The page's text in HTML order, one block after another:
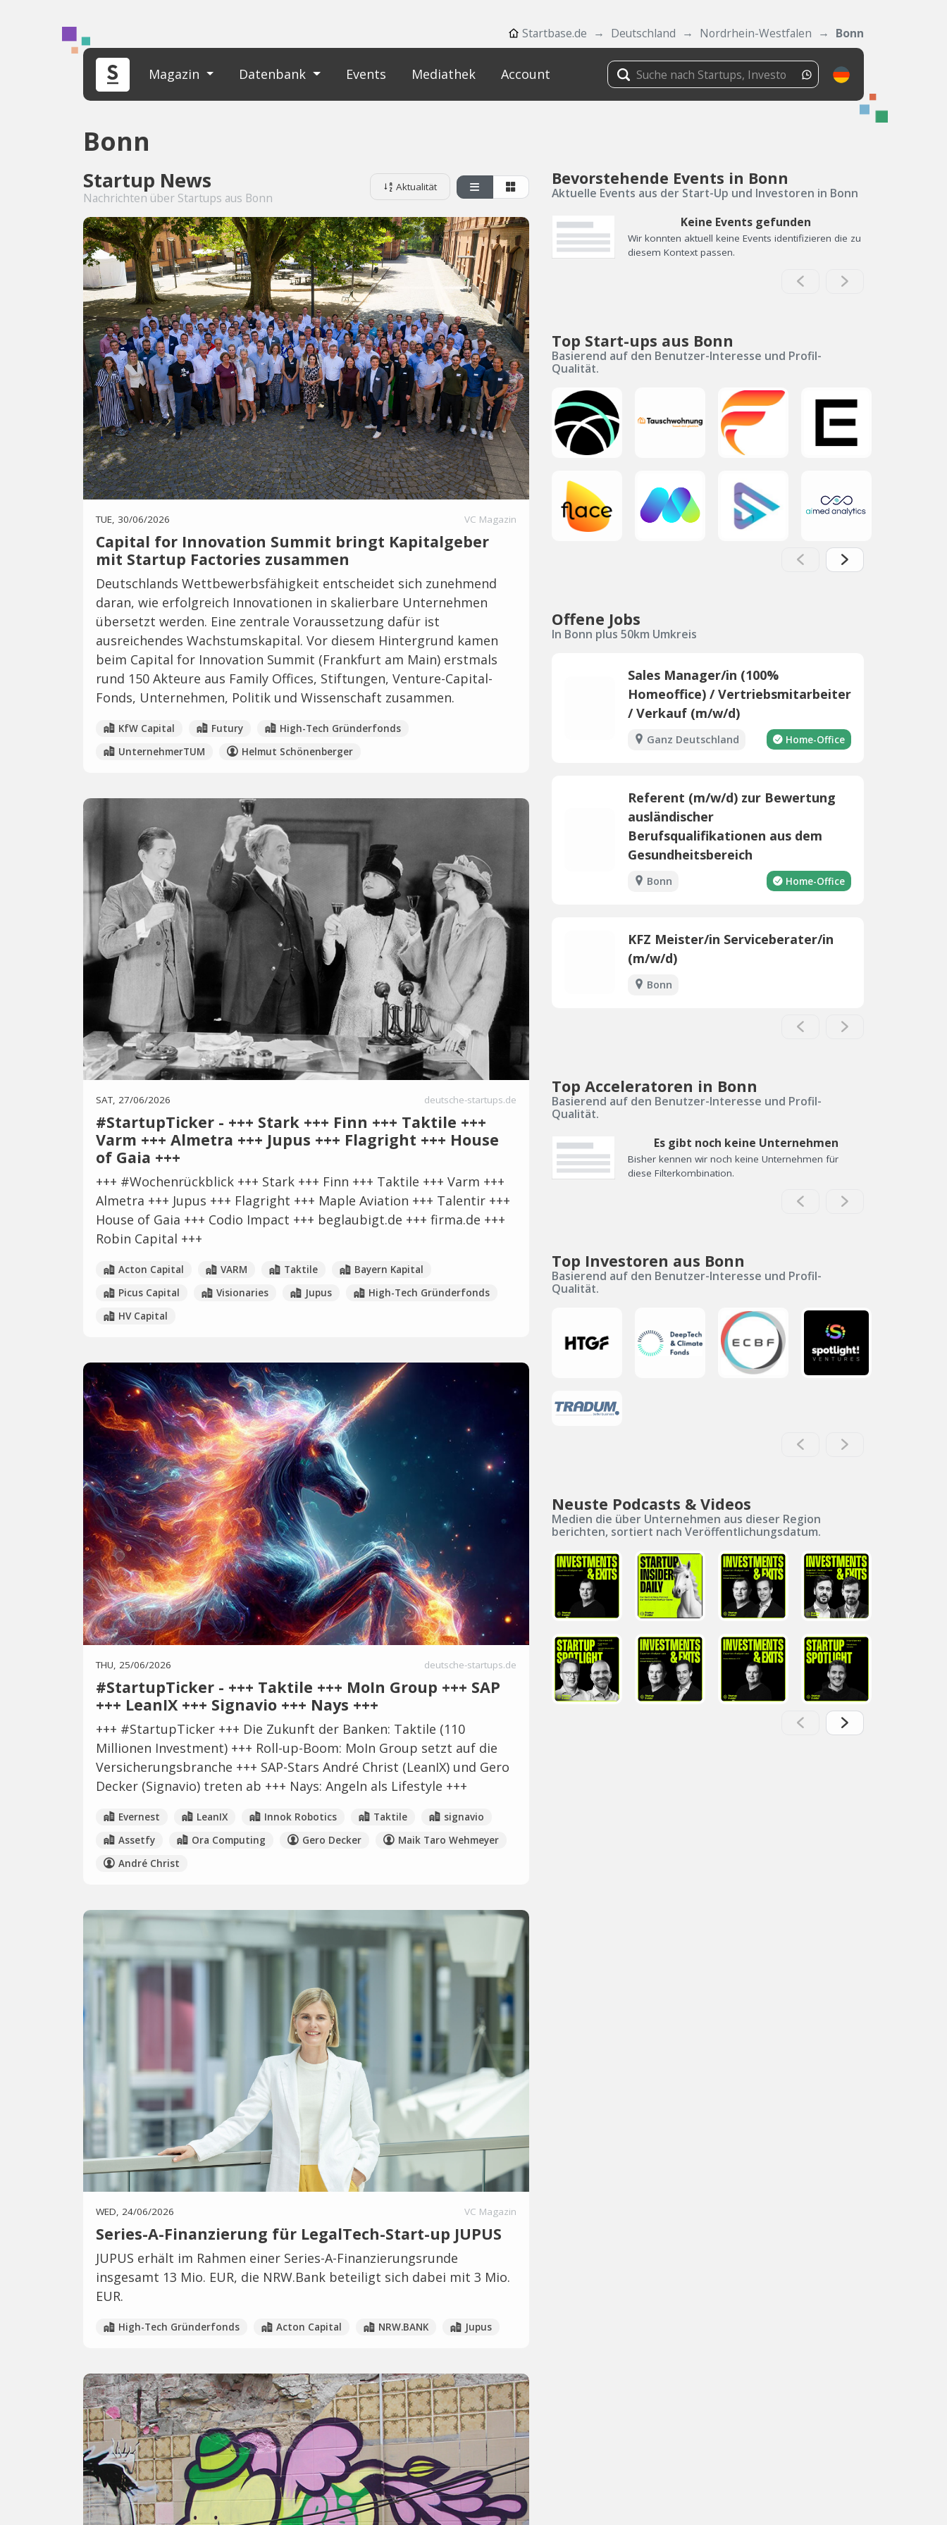
Startbase.de Deutschland Nordrhein-Westfalen Bonn
Magazin Datenbank Events Mediathek Account
Bonn
Startup News
Nachrichten über Startups aus Bonn
Aktualität
TUE, 30/06/2026 VC Magazin
Capital for Innovation Summit bringt Kapitalgeber
mit Startup Factories zusammen
Deutschlands Wettbewerbsfähigkeit entscheidet sich zunehmend
daran, wie erfolgreich Innovationen in skalierbare Unternehmen
übersetzt werden. Eine zentrale Voraussetzung dafür ist
ausreichendes Wachstumskapital. Vor diesem Hintergrund kamen
beim Capital for Innovation Summit (Frankfurt am Main) erstmals
rund 150 Akteure aus Family Offices, Stiftungen, Venture-Capital-
Fonds, Unternehmen, Politik und Wissenschaft zusammen.
KfW Capital Futury
High-Tech Gründerfonds
UnternehmerTUM
Helmut Schönenberger
SAT, 27/06/2026 deutsche-startups.de
#StartupTicker - +++ Stark +++ Finn +++ Taktile +++
Varm +++ Almetra +++ Jupus +++ Flagright +++ House
of Gaia +++
+++ #Wochenrückblick +++ Stark +++ Finn +++ Taktile +++ Varm +++
Almetra +++ Jupus +++ Flagright +++ Maple Aviation +++ Talentir +++
House of Gaia +++ Codio Impact +++ beglaubigt.de +++ firma.de +++
Robin Capital +++
Acton Capital VARM Taktile
Bayern Kapital
Picus Capital
Visionaries Jupus
High-Tech Gründerfonds
HV Capital
THU, 25/06/2026 deutsche-startups.de
#StartupTicker - +++ Taktile +++ MoIn Group +++ SAP
+++ LeanIX +++ Signavio +++ Nays +++
+++ #StartupTicker +++ Die Zukunft der Banken: Taktile (110
Millionen Investment) +++ Roll-up-Boom: MoIn Group setzt auf die
Versicherungsbranche +++ SAP-Stars André Christ (LeanIX) und Gero
Decker (Signavio) treten ab +++ Nays: Angeln als Lifestyle +++
Evernest LeanIX Innok Robotics Taktile
signavio
Assetfy
Ora Computing Gero Decker
Maik Taro Wehmeyer
André Christ
WED, 24/06/2026 VC Magazin
Series-A-Finanzierung für LegalTech-Start-up JUPUS
JUPUS erhält im Rahmen einer Series-A-Finanzierungsrunde
insgesamt 13 Mio. EUR, die NRW.Bank beteiligt sich dabei mit 3 Mio.
EUR.
High-Tech Gründerfonds Acton Capital NRW.BANK Jupus
Bevorstehende Events in Bonn
Aktuelle Events aus der Start-Up und Investoren in Bonn
Keine Events gefunden
Wir konnten aktuell keine Events identifizieren die zu
diesem Kontext passen.
Top Start-ups aus Bonn
Basierend auf den Benutzer-Interesse und Profil-
Qualität.
Offene Jobs
In Bonn plus 50km Umkreis
Sales Manager/in (100%
Homeoffice) / Vertriebsmitarbeiter
/ Verkauf (m/w/d)
Ganz Deutschland Home-Office
Referent (m/w/d) zur Bewertung
ausländischer
Berufsqualifikationen aus dem
Gesundheitsbereich
Bonn Home-Office
KFZ Meister/in Serviceberater/in
(m/w/d)
Bonn
Top Acceleratoren in Bonn
Basierend auf den Benutzer-Interesse und Profil-
Qualität.
Es gibt noch keine Unternehmen
Bisher kennen wir noch keine Unternehmen für
diese Filterkombination.
Top Investoren aus Bonn
Basierend auf den Benutzer-Interesse und Profil-
Qualität.
Neuste Podcasts & Videos
Medien die über Unternehmen aus dieser Region
berichten, sortiert nach Veröffentlichungsdatum.